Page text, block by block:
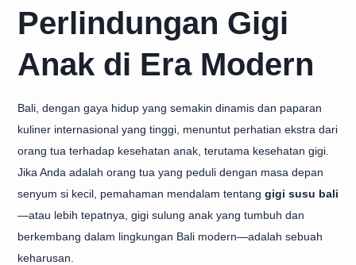
Perlindungan Gigi
Anak di Era Modern
Bali, dengan gaya hidup yang semakin dinamis dan paparan
kuliner internasional yang tinggi, menuntut perhatian ekstra dari
orang tua terhadap kesehatan anak, terutama kesehatan gigi.
Jika Anda adalah orang tua yang peduli dengan masa depan
senyum si kecil, pemahaman mendalam tentang gigi susu bali
—atau lebih tepatnya, gigi sulung anak yang tumbuh dan
berkembang dalam lingkungan Bali modern—adalah sebuah
keharusan.